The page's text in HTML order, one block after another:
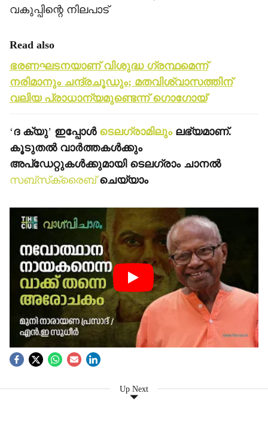
വകുപ്പിന്റെ നിലപാട്‌
Read also
ഭരണഘടനയാണ് വിശുദ്ധ ഗ്രന്ഥമെന്ന്
നരിമാനും ചന്ദ്രചൂഡും; മതവിശ്വാസത്തിന്
വലിയ പ്രാധാന്യമുണ്ടെന്ന് ഗൊഗോയ്
‘ദ ക്യു’ ഇപ്പോള്‍ ടെലഗ്രാമിലും ലഭ്യമാണ്.
കൂടുതല്‍ വാര്‍ത്തകള്‍ക്കും
അപ്‌ഡേറ്റുകള്‍ക്കുമായി ടെലഗ്രാം ചാനല്‍
സബ്‌സ്‌ക്രൈബ് ചെയ്യാം
Up Next